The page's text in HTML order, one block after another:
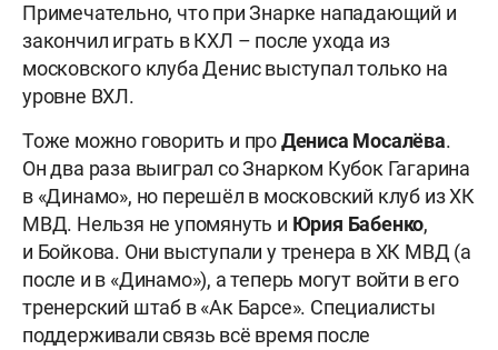
Примечательно, что при Знарке нападающий и
закончил играть в КХЛ – после ухода из
московского клуба Денис выступал только на
уровне ВХЛ.
Тоже можно говорить и проДениса Мосалёва.
Он два раза выиграл со Знарком Кубок Гагарина
в «Динамо», но перешёл в московский клуб из ХК
МВД. Нельзя не упомянуть и Юрия Бабенко,
и Бойкова. Они выступали у тренера в ХК МВД (а
после и в «Динамо»), а теперь могут войти в его
тренерский штаб в «Ак Барсе». Специалисты
поддерживали связь всё время после